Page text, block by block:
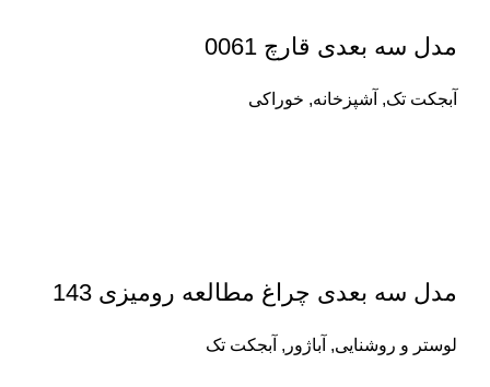
مدل سه بعدی قارچ 0061
آبجکت تک, آشپزخانه, خوراکی
مدل سه بعدی چراغ مطالعه رومیزی 143
لوستر و روشنایی, آباژور , آبجکت تک